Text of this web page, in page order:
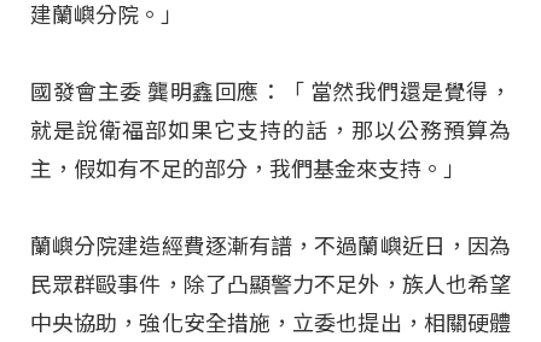
建蘭嶼分院。」
國發會主委 龔明鑫回應：「 當然我們還是覺得，
就是說衛福部如果它支持的話，那以公務預算為
主，假如有不足的部分，我們基金來支持。」
蘭嶼分院建造經費逐漸有譜，不過蘭嶼近日，因為
民眾群毆事件，除了凸顯警力不足外，族人也希望
中央協助，強化安全措施，立委也提出，相關硬體